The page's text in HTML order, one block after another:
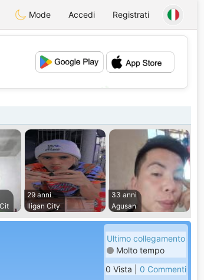
Mode Accedi Registrati
29 anni
Iligan City
33 anni
Agusan
Ultimo collegamento
Molto tempo
0 Vista | 0 Commenti